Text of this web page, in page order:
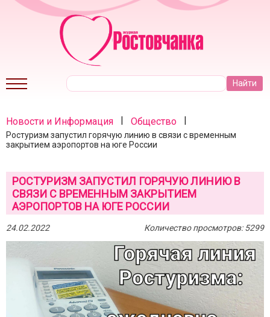
Новости и Информация | Общество |
Ростуризм запустил горячую линию в связи с временным
закрытием аэропортов на юге России
РОСТУРИЗМ ЗАПУСТИЛ ГОРЯЧУЮ ЛИНИЮ В
СВЯЗИ С ВРЕМЕННЫМ ЗАКРЫТИЕМ
АЭРОПОРТОВ НА ЮГЕ РОССИИ
24.02.2022 Количество просмотров: 5299